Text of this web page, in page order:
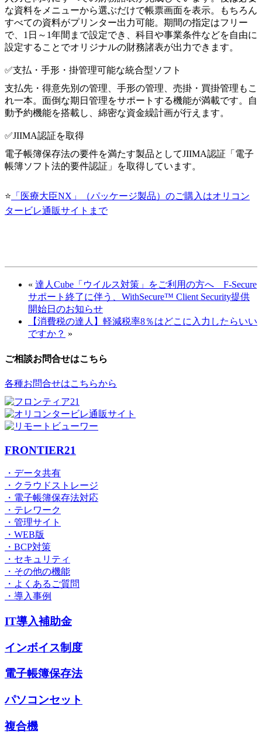
な資料をメニューから選ぶだけで帳票画面を表示。もちろん
すべての資料がプリンター出力可能。期間の指定はフリー
で、1日～1年間まで設定でき、科目や事業条件などを自由に
設定することでオリジナルの財務諸表が出力できます。
✅支払・手形・掛管理可能な統合型ソフト
支払先・得意先別の管理、手形の管理、売掛・買掛管理もこ
れ一本。面倒な期日管理をサポートする機能が満載です。自
動予約機能を搭載し、綿密な資金繰計画が行えます。
✅JIIMA認証を取得
電子帳簿保存法の要件を満たす製品としてJIIMA認証「電子
帳簿ソフト法的要件認証」を取得しています。
⭐ 「医療大臣NX」（パッケージ製品）のご購入はオリコン
タービレ通販サイトまで
« 達人Cube「ウイルス対策」をご利用の方へ F-Secure
サポート終了に伴う、WithSecure™ Client Security提供
開始日のお知らせ
【消費税の達人】軽減税率8％はどこに入力したらいい
ですか？ »
ご相談お問合せはこちら
各種お問合せはこちらから
FRONTIER21
・データ共有
・クラウドストレージ
・電子帳簿保存法対応
・テレワーク
・管理サイト
・WEB版
・BCP対策
・セキュリティ
・その他の機能
・よくあるご質問
・導入事例
IT導入補助金
インボイス制度
電子帳簿保存法
パソコンセット
複合機